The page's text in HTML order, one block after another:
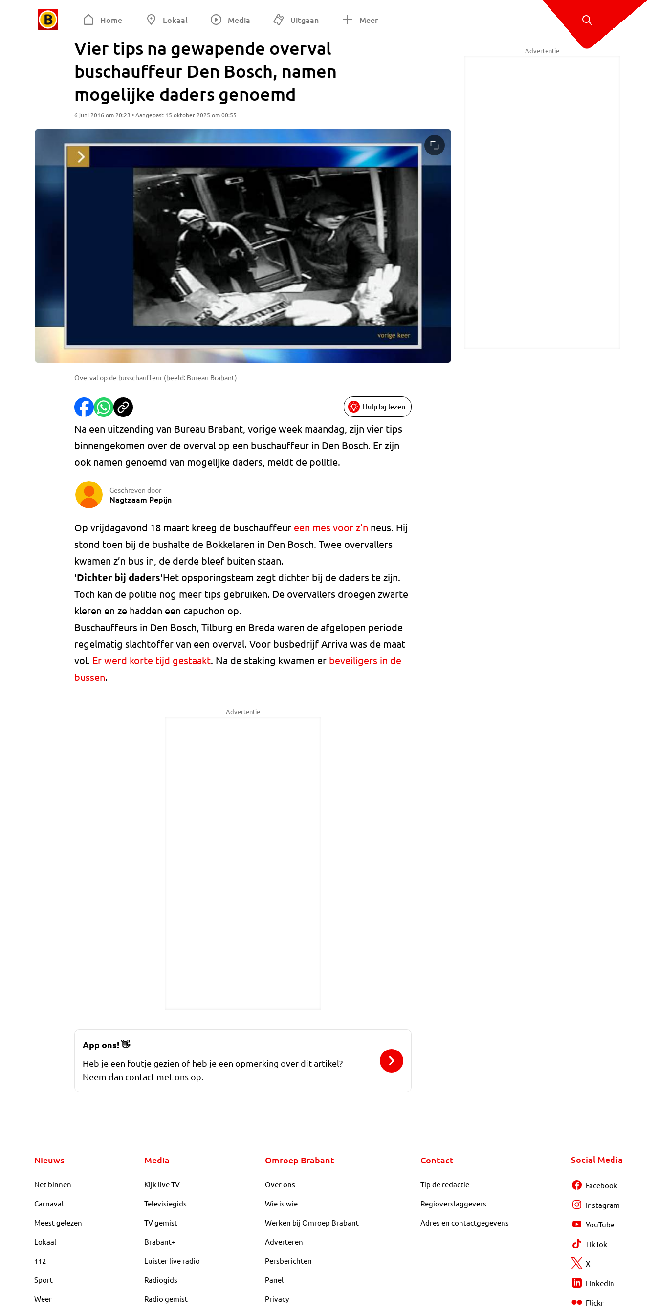
Home Lokaal Media Uitgaan Meer
Vier tips na gewapende overval
buschauffeur Den Bosch, namen
mogelijke daders genoemd
6 juni 2016 om 20:23 • Aangepast 15 oktober 2025 om 00:55
Overval op de busschauffeur (beeld: Bureau Brabant)
Hulp bij lezen
Na een uitzending van Bureau Brabant, vorige week maandag, zijn vier tips
binnengekomen over de overval op een buschauffeur in Den Bosch. Er zijn
ook namen genoemd van mogelijke daders, meldt de politie.
Geschreven door
Nagtzaam Pepijn
Op vrijdagavond 18 maart kreeg de buschauffeur een mes voor z’n neus. Hij
stond toen bij de bushalte de Bokkelaren in Den Bosch. Twee overvallers
kwamen z’n bus in, de derde bleef buiten staan.
'Dichter bij daders'Het opsporingsteam zegt dichter bij de daders te zijn.
Toch kan de politie nog meer tips gebruiken. De overvallers droegen zwarte
kleren en ze hadden een capuchon op.
Buschauffeurs in Den Bosch, Tilburg en Breda waren de afgelopen periode
regelmatig slachtoffer van een overval. Voor busbedrijf Arriva was de maat
vol. Er werd korte tijd gestaakt. Na de staking kwamen er beveiligers in de
bussen.
Advertentie
Advertentie
App ons!👋
Heb je een foutje gezien of heb je een opmerking over dit artikel?
Neem dan contact met ons op.
Nieuws
Net binnen
Carnaval
Meest gelezen
Lokaal
112
Sport
Weer
Media
Kijk live TV
Televisiegids
TV gemist
Brabant+
Luister live radio
Radiogids
Radio gemist
Omroep Brabant
Over ons
Wie is wie
Werken bij Omroep Brabant
Adverteren
Persberichten
Panel
Privacy
Contact
Tip de redactie
Regioverslaggevers
Adres en contactgegevens
Social Media
Facebook
Instagram
YouTube
TikTok
X
LinkedIn
Flickr